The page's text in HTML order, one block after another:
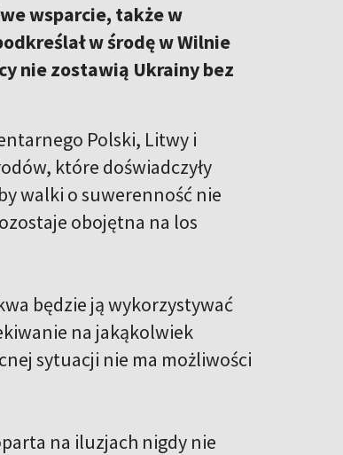
wsparcie, także w
w środę w Wilnie
nie zostawią Ukrainy bez
Polski, Litwy i
które doświadczyły
walki o suwerenność nie
obojętna na los
będzie ją wykorzystywać
na jakąkolwiek
sytuacji nie ma możliwości
na iluzjach nigdy nie